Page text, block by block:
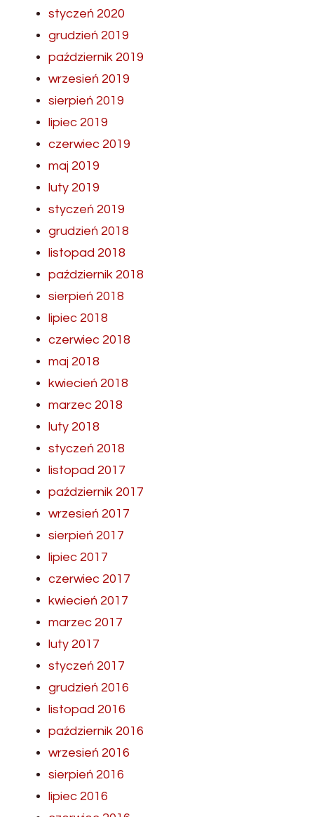
styczeń 2020
grudzień 2019
październik 2019
wrzesień 2019
sierpień 2019
lipiec 2019
czerwiec 2019
maj 2019
luty 2019
styczeń 2019
grudzień 2018
listopad 2018
październik 2018
sierpień 2018
lipiec 2018
czerwiec 2018
maj 2018
kwiecień 2018
marzec 2018
luty 2018
styczeń 2018
listopad 2017
październik 2017
wrzesień 2017
sierpień 2017
lipiec 2017
czerwiec 2017
kwiecień 2017
marzec 2017
luty 2017
styczeń 2017
grudzień 2016
listopad 2016
październik 2016
wrzesień 2016
sierpień 2016
lipiec 2016